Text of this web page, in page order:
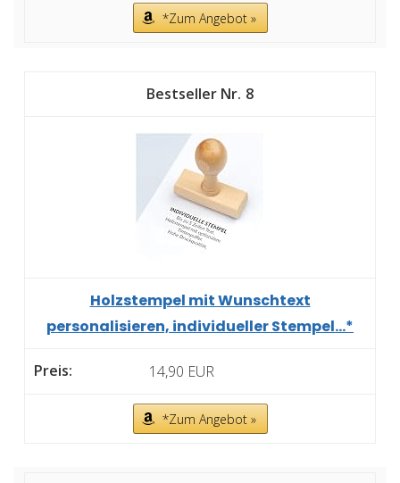
*Zum Angebot »
8
Holzstempel mit Wunschtext
personalisieren, individueller Stempel...*
14,90 EUR
*Zum Angebot »